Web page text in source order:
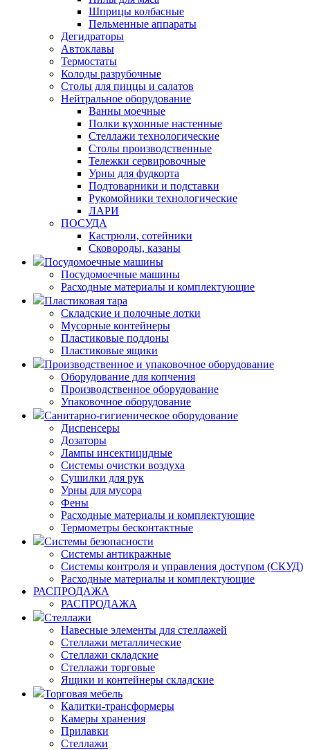
Шприцы колбасные
Пельменные аппараты
Дегидраторы
Автоклавы
Термостаты
Колоды разрубочные
Столы для пиццы и салатов
Нейтральное оборудование
Ванны моечные
Полки кухонные настенные
Стеллажи технологические
Столы производственные
Тележки сервировочные
Урны для фудкорта
Подтоварники и подставки
Рукомойники технологические
ЛАРИ
ПОСУДА
Кастрюли, сотейники
Сковороды, казаны
Посудомоечные машины
Посудомоечные машины
Расходные материалы и комплектующие
Пластиковая тара
Складские и полочные лотки
Мусорные контейнеры
Пластиковые поддоны
Пластиковые ящики
Производственное и упаковочное оборудование
Оборудование для копчения
Производственное оборудование
Упаковочное оборудование
Санитарно-гигиеническое оборудование
Диспенсеры
Дозаторы
Лампы инсектицидные
Системы очистки воздуха
Сушилки для рук
Урны для мусора
Фены
Расходные материалы и комплектующие
Термометры бесконтактные
Системы безопасности
Системы антикражные
Системы контроля и управления доступом (СКУД)
Расходные материалы и комплектующие
РАСПРОДАЖА
РАСПРОДАЖА
Стеллажи
Навесные элементы для стеллажей
Стеллажи металлические
Стеллажи складские
Стеллажи торговые
Ящики и контейнеры складские
Торговая мебель
Калитки-трансформеры
Камеры хранения
Прилавки
Стеллажи